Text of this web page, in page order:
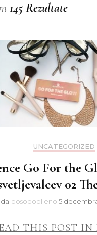
145 Rezultate
UNCATEGORIZED
Go For the
02
posodobljeno 5
THIS POST IN